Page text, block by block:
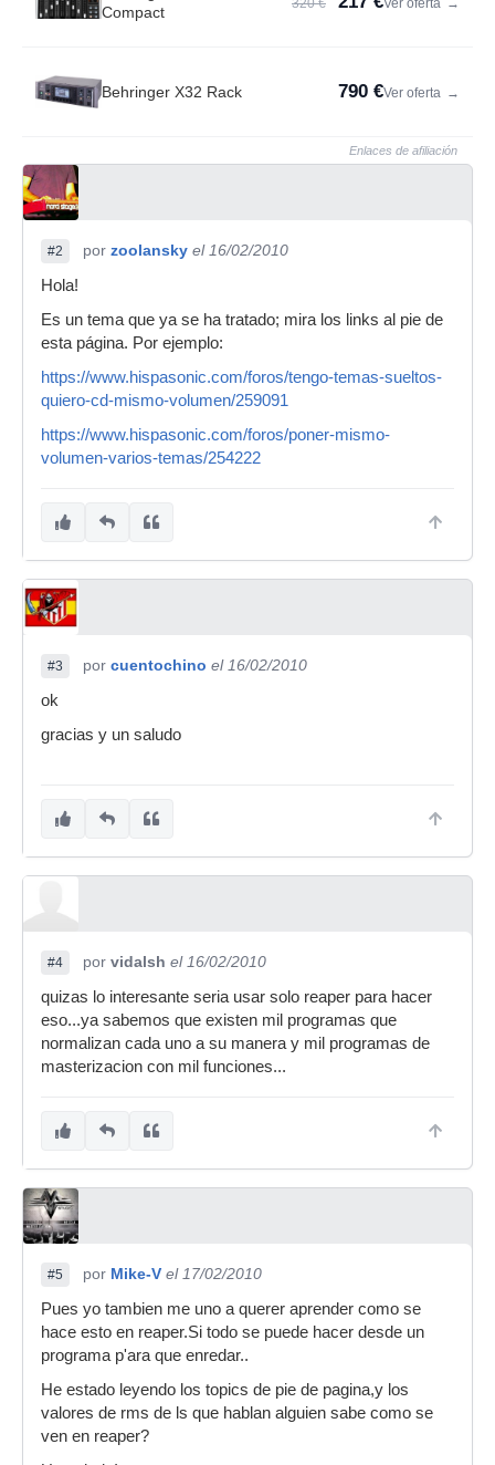
Compact
320 € Ver oferta →
Behringer X32 Rack 790 €Ver oferta →
Enlaces de afiliación
#2 por zoolansky el 16/02/2010
Hola!
Es un tema que ya se ha tratado; mira los links al pie de
esta página. Por ejemplo:
https://www.hispasonic.com/foros/tengo-temas-sueltos-
quiero-cd-mismo-volumen/259091
https://www.hispasonic.com/foros/poner-mismo-
volumen-varios-temas/254222
#3 por cuentochino el 16/02/2010
ok
gracias y un saludo
#4 por vidalsh el 16/02/2010
quizas lo interesante seria usar solo reaper para hacer
eso...ya sabemos que existen mil programas que
normalizan cada uno a su manera y mil programas de
masterizacion con mil funciones...
#5 por Mike-V el 17/02/2010
Pues yo tambien me uno a querer aprender como se
hace esto en reaper.Si todo se puede hacer desde un
programa p'ara que enredar..
He estado leyendo los topics de pie de pagina,y los
valores de rms de ls que hablan alguien sabe como se
ven en reaper?